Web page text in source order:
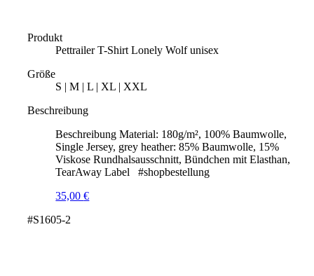
Produkt
Pettrailer T-Shirt Lonely Wolf unisex
Größe
S | M | L | XL | XXL
Beschreibung
Beschreibung Material: 180g/m², 100% Baumwolle,
Single Jersey, grey heather: 85% Baumwolle, 15%
Viskose Rundhalsausschnitt, Bündchen mit Elasthan,
TearAway Label #shopbestellung
35,00€
#S1605-2